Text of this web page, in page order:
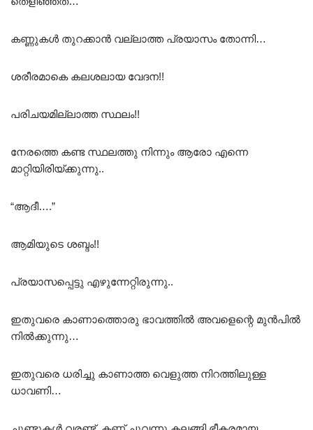
കണ്ണുകൾ തുറക്കാൻ വല്ലാത്ത പ്രയാസം തോന്നി…
ശരീരമാകെ കലശലായ വേദന!!
പരിചയമില്ലാത്ത സ്ഥലം!!
നേരത്തെ കണ്ട സ്ഥലത്തു നിന്നും ആരോ എന്നെ
മാറ്റിയിരിയ്ക്കുന്നു..
“ആദീ….”
ആമിയുടെ ശബ്ദം!!
പ്രയാസപ്പെട്ടു എഴുന്നേറ്റിരുന്നു..
ഇതുവരെ കാണാത്തൊരു ഭാവത്തിൽ അവളെന്റെ മുൻപിൽ
നിൽക്കുന്നു…
ഇതുവരെ ധരിച്ചു കാണാത്ത വെളുത്ത നിറത്തിലുള്ള
ധാവണി…